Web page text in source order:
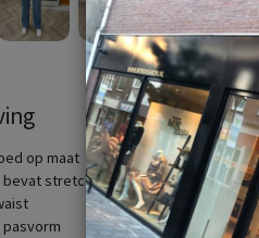
op maat
bevat stretch